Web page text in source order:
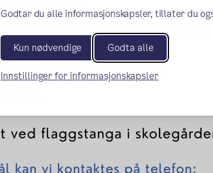
Godtar du alle informasjonskapsler, tillater du
Kun nødvendige Godta alle
Innstillinger for informasjonskapsler